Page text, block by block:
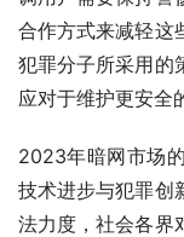
合作方式来减轻这
犯罪分子所采用的
应对于维护更安全
2023年暗网市场
技术进步与犯罪创
法力度，社会各界